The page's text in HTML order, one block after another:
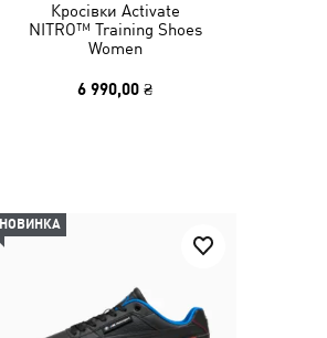
Кросівки Activate
NITRO™ Training Shoes
Women
6 990,00 ₴
НОВИНКА